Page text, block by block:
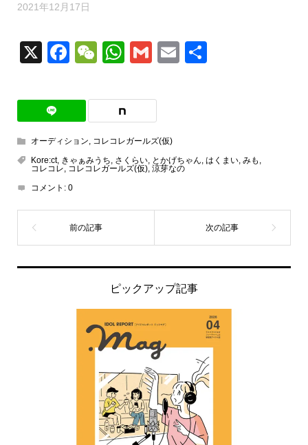
2021年12月17日
X Facebook
WeChat
WhatsApp
GmailEmail
オーディション, コレコレガールズ(仮)
Kore:ct, きゃぁみうち, さくらい, とかげちゃん, はくまい, みも ,
コレコレ, コレコレガールズ(仮), 涼芽なの
コメント: 0
ピックアップ記事